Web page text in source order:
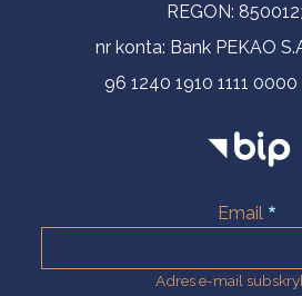
REGON:
nr konta: Bank PEKAO
96 1240 1910 1111
Email
Adres e-mail